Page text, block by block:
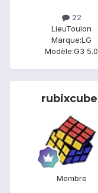
22
LieuToulon
Marque:LG
Modèle:G3 5.0
rubixcube
Membre